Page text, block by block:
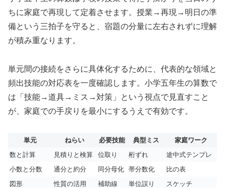
ちに家庭で再現して定着させます。授業→再現→明日の準
備という三拍子を守ると、宿題の分量に左右されずに理解
が積み重なります。
単元間の接続をさらに具体化するために、代表的な領域と
頻出技能の対応表を一度確認します。小学五年生の算数で
は「技能→道具→ミス→対策」という視点で見直すこと
が、家庭での手戻りを最小にするうえで有効です。
単元 ねらい 必要技能 典型ミス
家庭ワーク
数と計算
見積りと検算 位取り 桁ずれ
途中式テンプレ
小数と分数
通分と約分 同分母化 帯分数化
比の表
図形
性質の活用 補助線 単位誤り
スケッチ